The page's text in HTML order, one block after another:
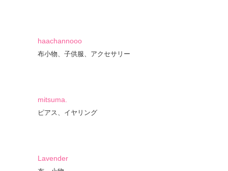
haachannooo
布小物、子供服、アクセサリー
mitsuma.
ピアス、イヤリング
Lavender